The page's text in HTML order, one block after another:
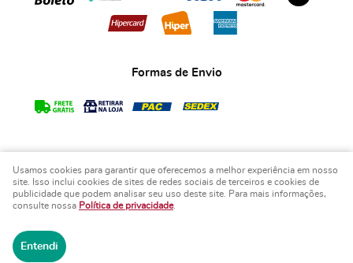
Formas de Envio
COPYRIGHT BIA ART'S LEMBRANCINHAS - 2026 - TODOS OS DIREITOS RESERVADOS.
LOJA VIRTUAL CRIADA POR
Usamos cookies para garantir que oferecemos a melhor experiência em nosso
site. Isso inclui cookies de sites de redes sociais de terceiros e cookies de
publicidade que podem analisar seu uso deste site. Para mais informações,
consulte nossa Política de privacidade.
Entendi